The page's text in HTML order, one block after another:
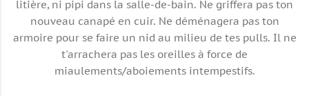
litière, ni pipi dans la salle-de-bain. Ne griffera pas ton
nouveau canapé en cuir. Ne déménagera pas ton
armoire pour se faire un nid au milieu de tes pulls. Il ne
t'arrachera pas les oreilles à force de
miaulements/aboiements intempestifs.